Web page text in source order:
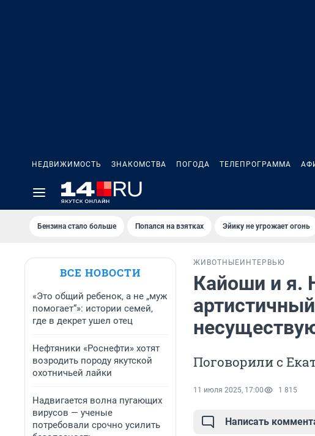
НЕДВИЖИМОСТЬ ЗНАКОМСТВА ПОГОДА ТЕЛЕПРОГРАММА
Бензина стало больше Попался на взятках Эйику не угрожает огонь
ВСЕ НОВОСТИ
«Это общий ребенок, а не „муж
помогает“»: истории семей,
где в декрет ушел отец
Нефтяники «Роснефти» хотят
возродить породу якутской
охотничьей лайки
Надвигается волна пугающих
вирусов — ученые
потребовали срочно усилить
ЖИВОТНЫЕ ИНТЕРВЬЮ
Кайоши и я.
Поговорили с
11 июля 2025, 17:00 1 815
Написать